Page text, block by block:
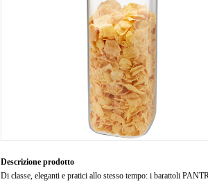
Descrizione prodotto
Di classe, eleganti e pratici allo stesso tempo: i barattoli